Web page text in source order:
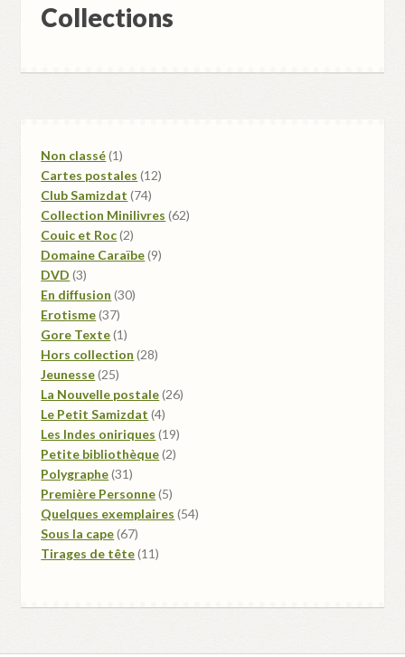
Collections
Non classé 11
produit
Cartes postales 1212
Club Samizdat 7474
produits
Collection Minilivres 6262
Couic et Roc 22
produits
Domaine Caraïbe 99
DVD 33
produits
En diffusion 3030
Erotisme 3737
produits
Gore Texte 11
produit
Hors collection 2828
Jeunesse 2525
produits
La Nouvelle postale 2626
Le Petit Samizdat 44
produits
Les Indes oniriques 1919
Petite bibliothèque 22
Polygraphe 3131
produits
Première Personne 55
produits
Quelques exemplaires 5454
Sous la cape 6767
produits
Tirages de tête 1111